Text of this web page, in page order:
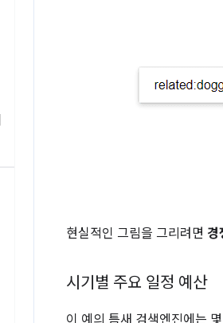
현실적인 그림을 그리려면 경
시기별 주요 일정 예산
이 예의 틈새 검색엔진에는